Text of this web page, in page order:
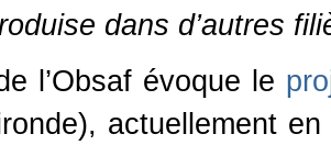
dans d’autres
l’Obsaf évoque le
actuellement